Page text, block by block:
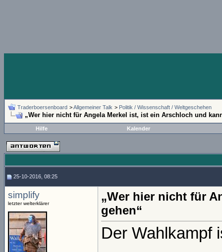
Traderboersenboard >Allgemeiner Talk > Politik / Wissenschaft / Weltgeschehen
„Wer hier nicht für Angela Merkel ist, ist ein Arschloch und
Hilfe Kalender
25-10-2016, 08:25
simplify
letzter welterklärer
„Wer hier nicht für
gehen“
Der Wahlkampf